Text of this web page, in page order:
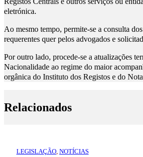
eletrónica.
Ao mesmo tempo, permite-se a consulta
requerentes quer pelos advogados e
Por outro lado, procede-se a atualizações
Nacionalidade ao regime do maior
orgânica do Instituto dos Registos e do
Relacionados
LEGISLAÇÃO, NOTÍCIAS